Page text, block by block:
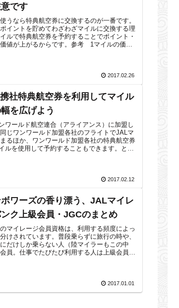
です
うなら特典航空券に交換するのが一番です。
イントを貯めてわざわざマイルに交換する理
ルで特典航空券を予約することでポイント・
値が上がるからです。参考 1マイルの価値
2017.02.26
社特典航空券を利用してマイル
を広げよう
ワールド航空連合（アライアンス）に加盟し
じワンワールド加盟各社のフライトでJALマ
るほか、ワンワールド加盟各社の特典航空券
ルを使用して予約することもできます。とこ
2017.02.12
ワーズの香り漂う、JALマイレ
ク上級会員・JGCのまとめ
マイレージ会員資格は、利用する頻度によっ
けされています。普段乗らずに旅行の時や、
だけしか乗らない人（陸マイラーもこの中
員。仕事でたびたび利用する人は上級会員に
2017.01.01